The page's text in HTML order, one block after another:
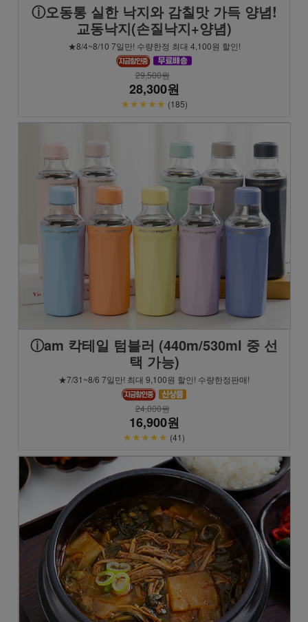
ⓘ오동통 실한 낙지와 감칠맛 가득 양념!
교동낙지(손질낙지+양념)
★8/4~8/10 7일만! 수량한정 최대 4,100원 할인!
29,500원
28,300원
★★★★★ (185)
ⓘam 칵테일 텀블러 (440m/530ml 중 선
택 가능)
★7/31~8/6 7일만! 최대 9,100원 할인! 수량한정판매!
24,000원
16,900원
★★★★★ (41)